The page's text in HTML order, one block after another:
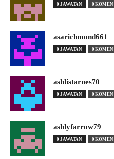
0 JAWATAN 0 KOMEN
asarichmond661
0 JAWATAN 0 KOMEN
ashlistarnes70
0 JAWATAN 0 KOMEN
ashlyfarrow79
0 JAWATAN 0 KOMEN